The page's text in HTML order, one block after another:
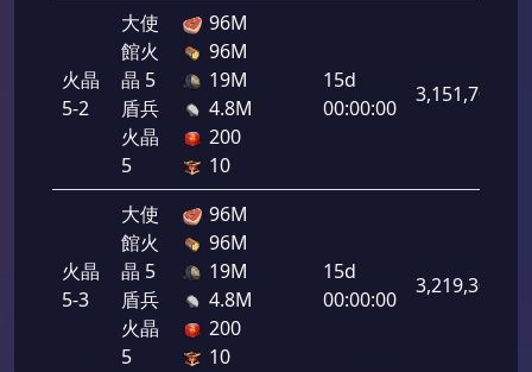
火晶
5-2
大使
館火
晶 5
盾兵
火晶
5
96M
96M
19M
4.8M
200
10
15d
00:00:00
3,151,700
火晶
5-3
大使
館火
晶 5
盾兵
火晶
5
96M
96M
19M
4.8M
200
10
15d
00:00:00
3,219,300